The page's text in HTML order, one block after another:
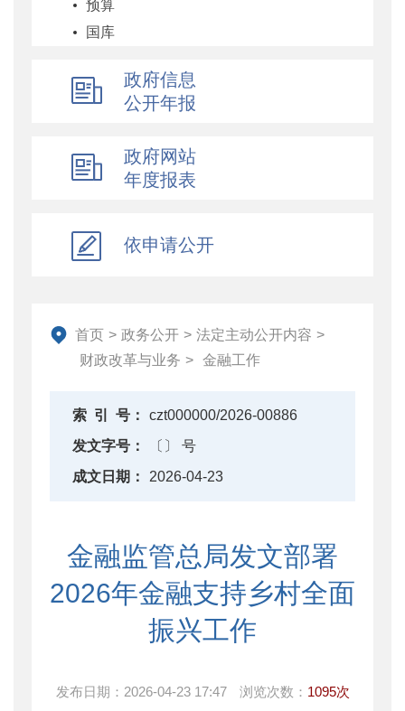
预算
国库
科教和文化
农业农村
自然资源和生态环境
乡村振兴
资产监督管理
金融工作
财政内控监督
下载中心
重点领域信息公开
政府信息
公开年报
政府网站
年度报表
依申请公开
首页 > 政务公开 > 法定主动公开内容 >
财政改革与业务 > 金融工作
索 引 号：
czt000000/2026-00886
发文字号：
〔〕 号
成文日期：
2026-04-23
金融监管总局发文部署
2026年金融支持乡村全面
振兴工作
发布日期： 2026-04-23 17:47 浏览次数： 1095次